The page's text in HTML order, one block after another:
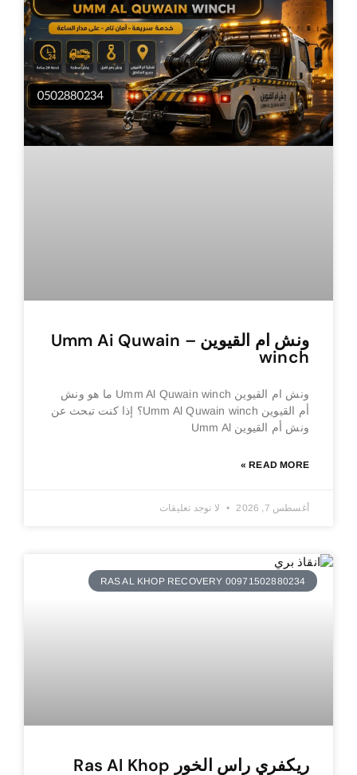
ونش ام القيوين – Umm Ai Quwain
winch
ونش ام القيوين Umm Al Quwain winch ما هو ونش
أم القيوين Umm Al Quwain winch؟ إذا كنت تبحث عن
ونش أم القيوين Umm Al
READ MORE »
أغسطس 7, 2026 لا توجد تعليقات
RAS AL KHOP RECOVERY 00971502880234
ريكفري راس الخور Ras Al Khop